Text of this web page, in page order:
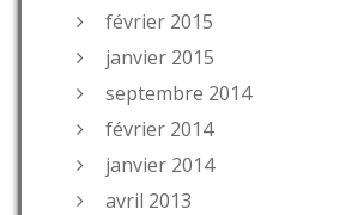
février 2015
janvier 2015
septembre 2014
février 2014
janvier 2014
avril 2013